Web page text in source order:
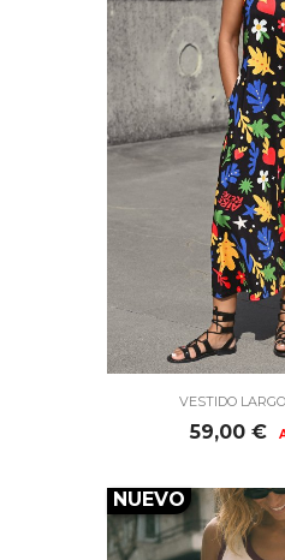
VESTIDO
Precio
59,00 €
NUEVO